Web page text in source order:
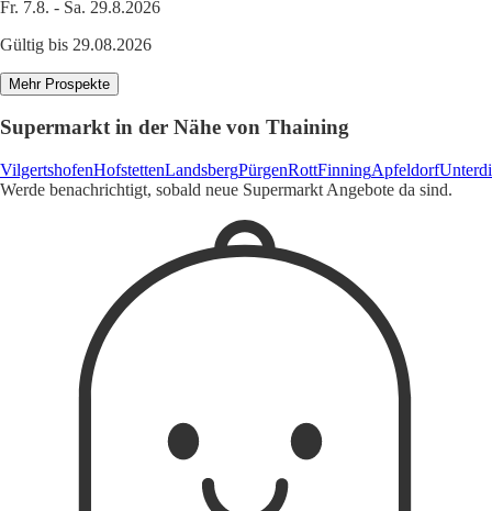
Fr. 7.8. - Sa. 29.8.2026
Gültig bis 29.08.2026
Mehr Prospekte
Supermarkt in der Nähe von Thaining
VilgertshofenHofstettenLandsbergPürgenRottFinningApfeldorf
Werde benachrichtigt, sobald neue Supermarkt Angebote da sind.